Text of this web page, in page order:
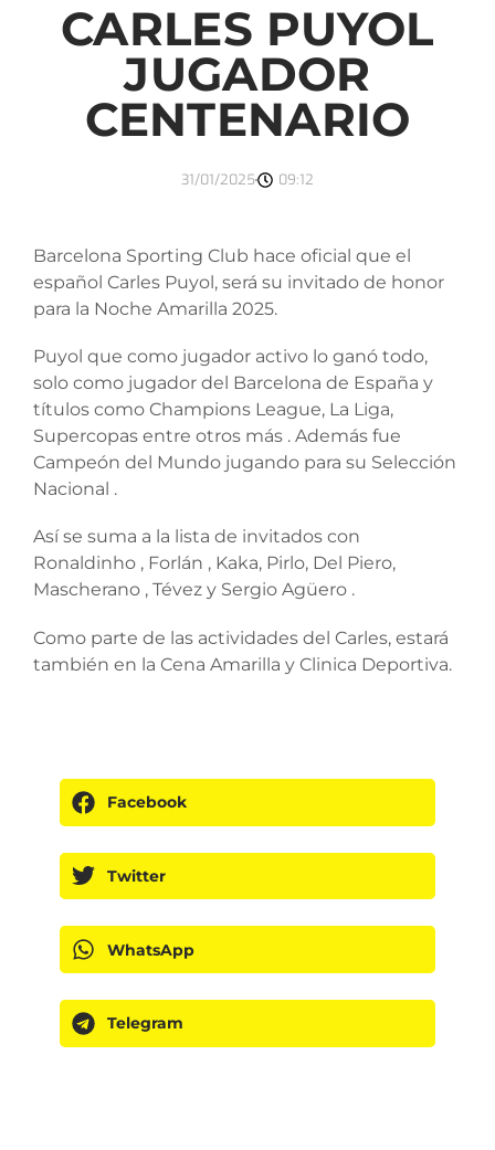
CARLES PUYOL
JUGADOR
CENTENARIO
31/01/2025 09:12
Barcelona Sporting Club hace oficial que el
español Carles Puyol, será su invitado de honor
para la Noche Amarilla 2025.
Puyol que como jugador activo lo ganó todo,
solo como jugador del Barcelona de España y
títulos como Champions League, La Liga,
Supercopas entre otros más . Además fue
Campeón del Mundo jugando para su Selección
Nacional .
Así se suma a la lista de invitados con
Ronaldinho , Forlán , Kaka, Pirlo, Del Piero,
Mascherano , Tévez y Sergio Agüero .
Como parte de las actividades del Carles, estará
también en la Cena Amarilla y Clinica Deportiva.
Facebook
Twitter
WhatsApp
Telegram